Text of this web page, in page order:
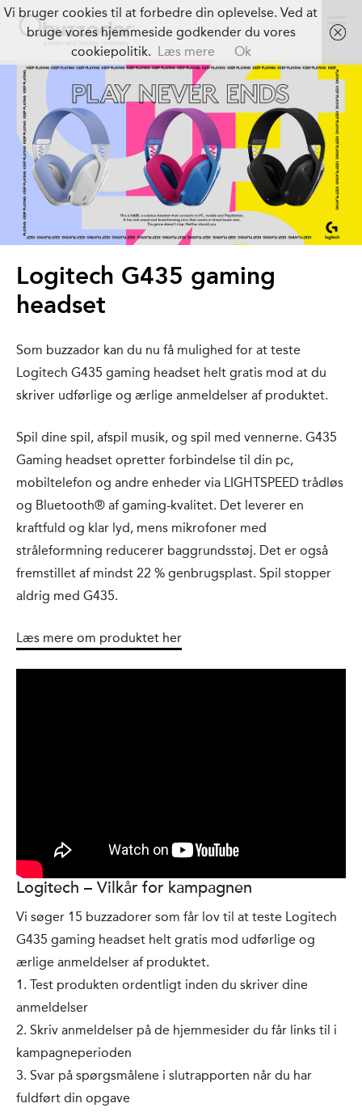
Logitech G435 gaming
headset
Som buzzador kan du nu få mulighed for at teste
Logitech G435 gaming headset helt gratis mod at du
skriver udførlige og ærlige anmeldelser af produktet.
Spil dine spil, afspil musik, og spil med vennerne. G435
Gaming headset opretter forbindelse til din pc,
mobiltelefon og andre enheder via LIGHTSPEED trådløs
og Bluetooth® af gaming-kvalitet. Det leverer en
kraftfuld og klar lyd, mens mikrofoner med
stråleformning reducerer baggrundsstøj. Det er også
fremstillet af mindst 22 % genbrugsplast. Spil stopper
aldrig med G435.
Læs mere om produktet her
Logitech – Vilkår for kampagnen
Vi søger 15 buzzadorer som får lov til at teste Logitech
G435 gaming headset helt gratis mod udførlige og
ærlige anmeldelser af produktet.
1. Test produkten ordentligt inden du skriver dine
anmeldelser
2. Skriv anmeldelser på de hjemmesider du får links til i
kampagneperioden
3. Svar på spørgsmålene i slutrapporten når du har
fuldført din opgave
Vi bruger cookies til at forbedre din oplevelse. Ved at
bruge vores hjemmeside godkender du vores
cookiepolitik. Læs mere Ok